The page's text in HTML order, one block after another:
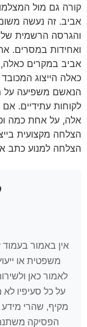
קורה גם מול
אביב. זה נעשה
והגרסה הרשמית
ואחידות במסרים.
אביב במקרים
כאלה הייצוג
הנאשם משפיעה על
לקוחות עתידיים.
אלה, על אחת כמה
הצלחה מקצועית
הצלחה למנוע כתב
משפטית או
לאמור כאן
על כל סעיפיו לא
מקיף, שהרי מידע
הפסיקה